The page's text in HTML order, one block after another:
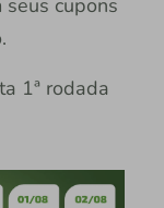
1ª rodada